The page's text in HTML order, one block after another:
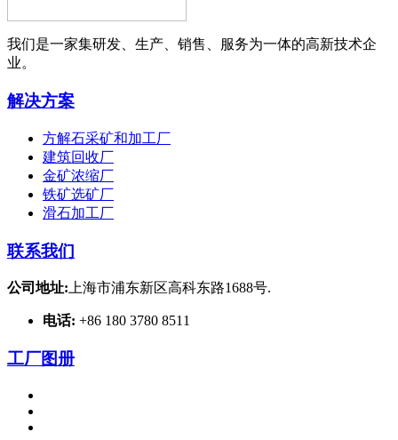
我们是一家集研发、生产、销售、服务为一体的高新技术企
业。
解决方案
方解石采矿和加工厂
建筑回收厂
金矿浓缩厂
铁矿选矿厂
滑石加工厂
联系我们
公司地址: 上海市浦东新区高科东路1688号.
电话: +86 180 3780 8511
工厂图册